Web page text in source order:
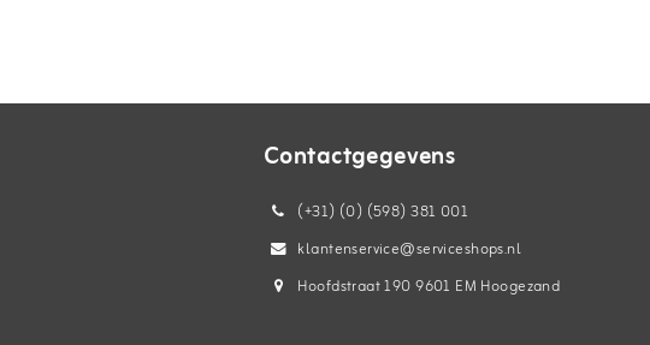
Contactgegevens
(+31) (0) (598) 381 001
klantenservice@serviceshops.nl
Hoofdstraat 190 9601 EM Hoogezand